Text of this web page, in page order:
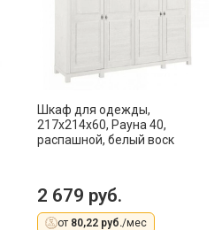
Шкаф для одежды,
217x214x60, Рауна 40,
распашной, белый воск
2 679 руб.
от 80,22 руб./мес